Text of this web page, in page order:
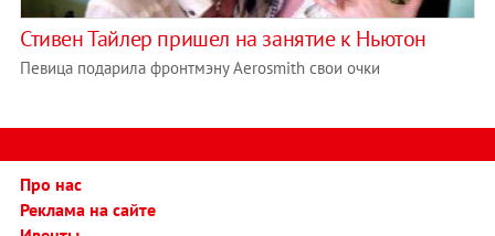
Стивен Тайлер пришел на занятие к Ньютон
Певица подарила фронтмэну Aerosmith свои очки
Про нас
Реклама на сайте